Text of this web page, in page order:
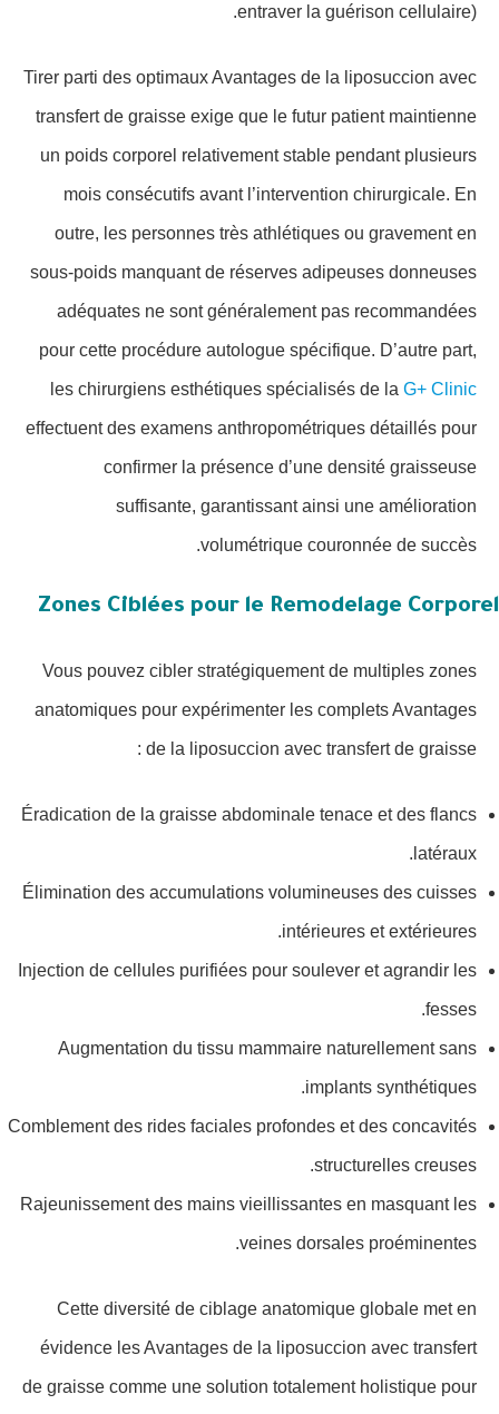
entraver la guérison cellulaire).
Tirer parti des optimaux Avantages de la liposuccion avec
transfert de graisse exige que le futur patient maintienne
un poids corporel relativement stable pendant plusieurs
mois consécutifs avant l’intervention chirurgicale. En
outre, les personnes très athlétiques ou gravement en
sous-poids manquant de réserves adipeuses donneuses
adéquates ne sont généralement pas recommandées
pour cette procédure autologue spécifique. D’autre part,
les chirurgiens esthétiques spécialisés de la G+ Clinic
effectuent des examens anthropométriques détaillés pour
confirmer la présence d’une densité graisseuse
suffisante, garantissant ainsi une amélioration
volumétrique couronnée de succès.
Zones Ciblées pour le Remodelage Corporel
Vous pouvez cibler stratégiquement de multiples zones
anatomiques pour expérimenter les complets Avantages
de la liposuccion avec transfert de graisse :
Éradication de la graisse abdominale tenace et des flancs
latéraux.
Élimination des accumulations volumineuses des cuisses
intérieures et extérieures.
Injection de cellules purifiées pour soulever et agrandir les
fesses.
Augmentation du tissu mammaire naturellement sans
implants synthétiques.
Comblement des rides faciales profondes et des concavités
structurelles creuses.
Rajeunissement des mains vieillissantes en masquant les
veines dorsales proéminentes.
Cette diversité de ciblage anatomique globale met en
évidence les Avantages de la liposuccion avec transfert
de graisse comme une solution totalement holistique pour